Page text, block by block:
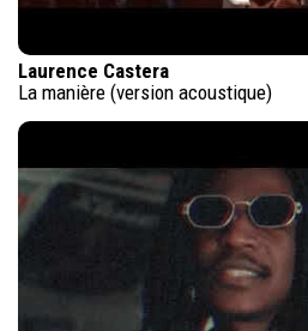
Laurence Castera
La manière (version acoustique)